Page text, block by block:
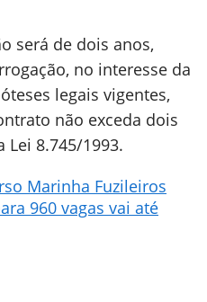
será de dois anos,
no interesse da
legais vigentes,
não exceda dois
Lei 8.745/1993.
Marinha Fuzileiros
960 vagas vai até